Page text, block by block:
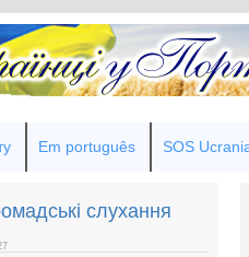
Em português SOS
слухання